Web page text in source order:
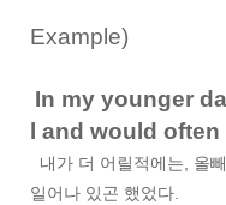
Example)
In my younger
l and would
내가 더 어릴적에는, 올
일어나 있곤 했었다.